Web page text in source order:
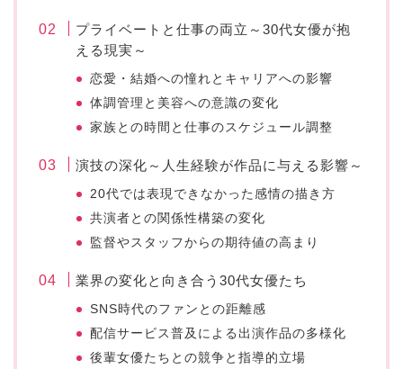
プライベートと仕事の両立～30代女優が抱
える現実～
恋愛・結婚への憧れとキャリアへの影響
体調管理と美容への意識の変化
家族との時間と仕事のスケジュール調整
演技の深化～人生経験が作品に与える影響～
20代では表現できなかった感情の描き方
共演者との関係性構築の変化
監督やスタッフからの期待値の高まり
業界の変化と向き合う30代女優たち
SNS時代のファンとの距離感
配信サービス普及による出演作品の多様化
後輩女優たちとの競争と指導的立場